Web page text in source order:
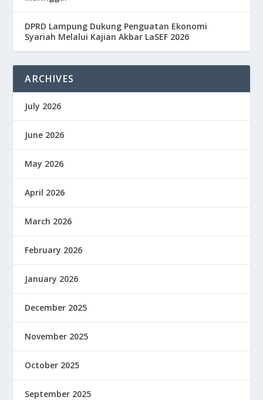
DPRD Lampung Dukung Penguatan Ekonomi
Syariah Melalui Kajian Akbar LaSEF 2026
ARCHIVES
July 2026
June 2026
May 2026
April 2026
March 2026
February 2026
January 2026
December 2025
November 2025
October 2025
September 2025